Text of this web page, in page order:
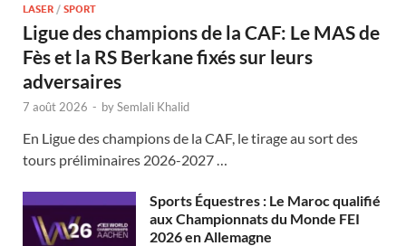
LASER / SPORT
Ligue des champions de la CAF: Le MAS de
Fès et la RS Berkane fixés sur leurs
adversaires
7 août 2026 - bySemlali Khalid
En Ligue des champions de la CAF, le tirage au sort des
tours préliminaires 2026-2027 …
Sports Équestres : Le Maroc qualifié
aux Championnats du Monde FEI
2026 en Allemagne